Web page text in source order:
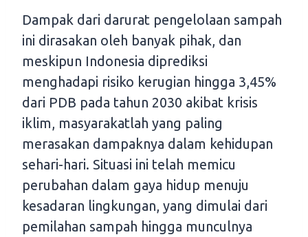
Dampak dari darurat pengelolaan sampah
ini dirasakan oleh banyak pihak, dan
meskipun Indonesia diprediksi
menghadapi risiko kerugian hingga 3,45%
dari PDB pada tahun 2030 akibat krisis
iklim, masyarakatlah yang paling
merasakan dampaknya dalam kehidupan
sehari-hari. Situasi ini telah memicu
perubahan dalam gaya hidup menuju
kesadaran lingkungan, yang dimulai dari
pemilahan sampah hingga munculnya